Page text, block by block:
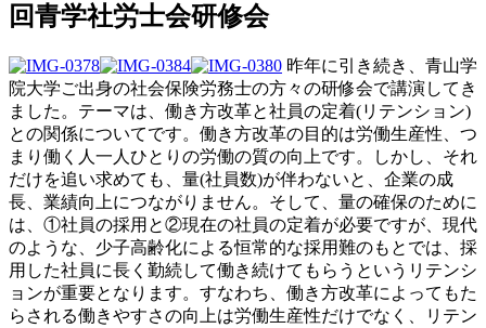
回青学社労士会研修会
昨年に引き続き、青山学
院大学ご出身の社会保険労務士の方々の研修会で講演してき
ました。テーマは、働き方改革と社員の定着(リテンション)
との関係についてです。働き方改革の目的は労働生産性、つ
まり働く人一人ひとりの労働の質の向上です。しかし、それ
だけを追い求めても、量(社員数)が伴わないと、企業の成
長、業績向上につながりません。そして、量の確保のために
は、①社員の採用と②現在の社員の定着が必要ですが、現代
のような、少子高齢化による恒常的な採用難のもとでは、採
用した社員に長く勤続して働き続けてもらうというリテンシ
ョンが重要となります。すなわち、働き方改革によってもた
らされる働きやすさの向上は労働生産性だけでなく、リテン